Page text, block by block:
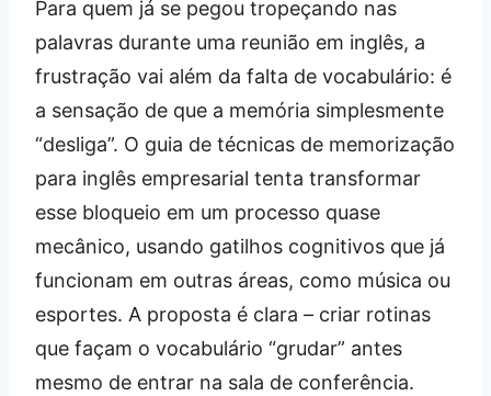
Para quem já se pegou tropeçando nas
palavras durante uma reunião em inglês, a
frustração vai além da falta de vocabulário: é
a sensação de que a memória simplesmente
“desliga”. O guia de técnicas de memorização
para inglês empresarial tenta transformar
esse bloqueio em um processo quase
mecânico, usando gatilhos cognitivos que já
funcionam em outras áreas, como música ou
esportes. A proposta é clara – criar rotinas
que façam o vocabulário “grudar” antes
mesmo de entrar na sala de conferência.